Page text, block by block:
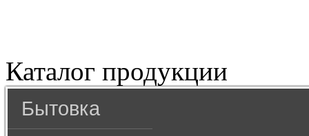
Каталог продукции
Бытовка